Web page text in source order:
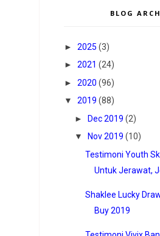
BLOG
► 2025 (3)
► 2021 (24)
► 2020 (96)
▼
2019 (88)
►
Dec 2019 (2)
▼
Nov 2019 (10)
Testimoni Youth
Untuk Jerawat,
Shaklee Lucky
Buy 2019